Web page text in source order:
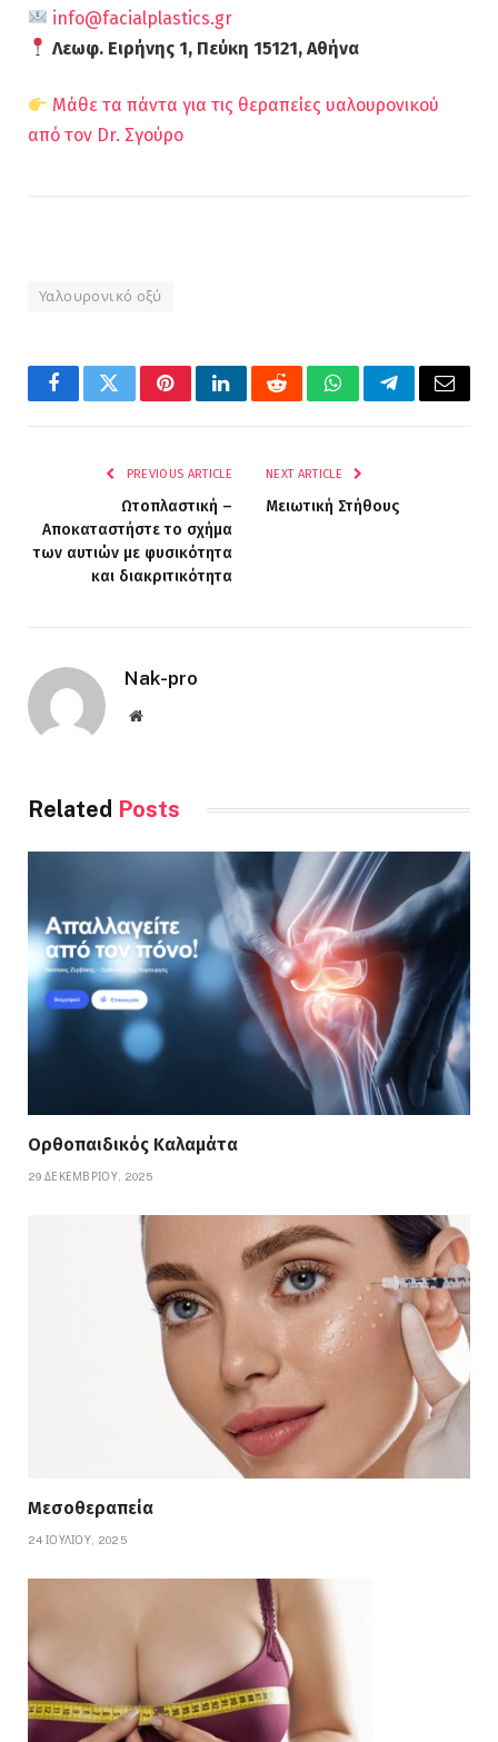
info@facialplastics.gr
Λεωφ. Ειρήνης 1, Πεύκη 15121, Αθήνα
Μάθε τα πάντα για τις θεραπείες υαλουρονικού
από τον Dr. Σγούρο
Υαλουρονικό οξύ
FacebookTwitterPinterestLinkedInRedditWhatsAppTelegramEmail
PREVIOUS ARTICLE
Ωτοπλαστική –
Αποκαταστήστε το σχήμα
των αυτιών με φυσικότητα
και διακριτικότητα
NEXT ARTICLE
Μειωτική Στήθους
Nak-pro
Website
Related Posts
Ορθοπαιδικός Καλαμάτα
29 ΔΕΚΕΜΒΡΊΟΥ, 2025
Μεσοθεραπεία
24 ΙΟΥΛΊΟΥ, 2025